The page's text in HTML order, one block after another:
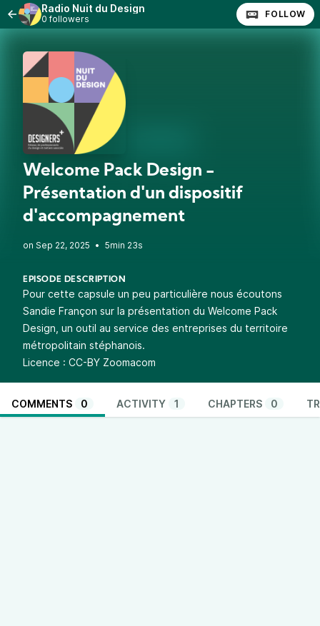
Radio Nuit du Design
0 followers FOLLOW
Welcome Pack Design -
Présentation d'un dispositif
d'accompagnement
• 5min 23s
EPISODE DESCRIPTION
Pour cette capsule un peu particulière nous écoutons
Sandie Françon sur la présentation du Welcome Pack
Design, un outil au service des entreprises du territoire
métropolitain stéphanois.
Licence : CC-BY Zoomacom
COMMENTS 0 ACTIVITY 1 CHAPTERS 0